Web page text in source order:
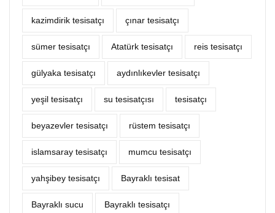
kazimdirik tesisatçı çınar tesisatçı
sümer tesisatçı Atatürk tesisatçı reis tesisatçı
gülyaka tesisatçı aydınlıkevler tesisatçı
yeşil tesisatçı su tesisatçısı tesisatçı
beyazevler tesisatçı rüstem tesisatçı
islamsaray tesisatçı mumcu tesisatçı
yahşibey tesisatçı Bayraklı tesisat
Bayraklı sucu Bayraklı tesisatçı